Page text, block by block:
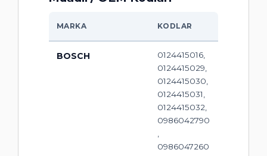
MARKA KODLAR
BOSCH
0124415016,
0124415029,
0124415030,
0124415031,
0124415032,
0986042790
0986047260